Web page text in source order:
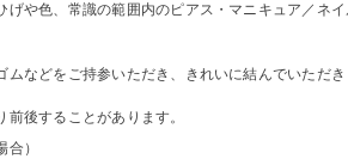
げや色、常識の範囲内のピアス・マニキュア／ネ
ムなどをご持参いただき、きれいに結んでいただ
前後することがあります。
合）